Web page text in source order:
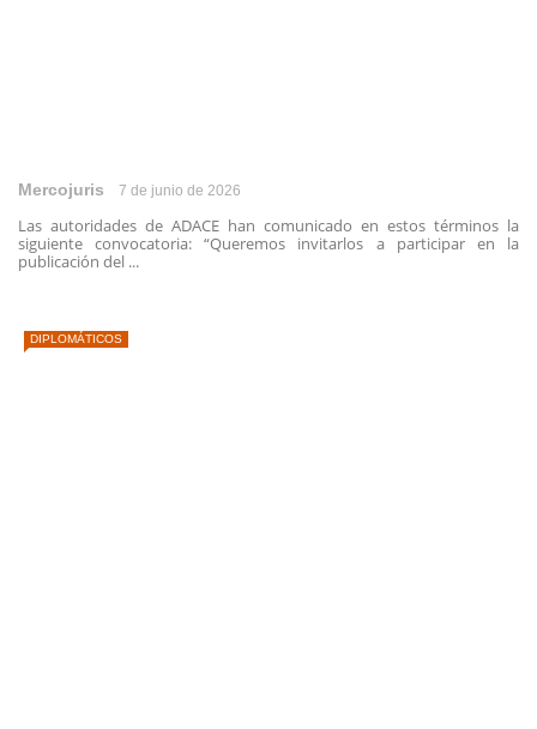
Mercojuris 7 de junio de 2026
Las autoridades de ADACE han comunicado en estos términos la
siguiente convocatoria: “Queremos invitarlos a participar en la
publicación del ...
DIPLOMÁTICOS